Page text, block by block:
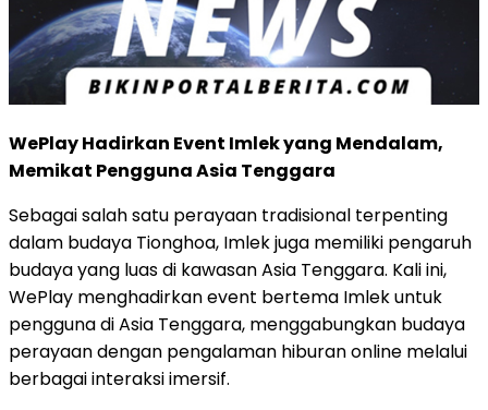
WePlay Hadirkan Event Imlek yang Mendalam,
Memikat Pengguna Asia Tenggara
Sebagai salah satu perayaan tradisional terpenting
dalam budaya Tionghoa, Imlek juga memiliki pengaruh
budaya yang luas di kawasan Asia Tenggara. Kali ini,
WePlay menghadirkan event bertema Imlek untuk
pengguna di Asia Tenggara, menggabungkan budaya
perayaan dengan pengalaman hiburan online melalui
berbagai interaksi imersif.